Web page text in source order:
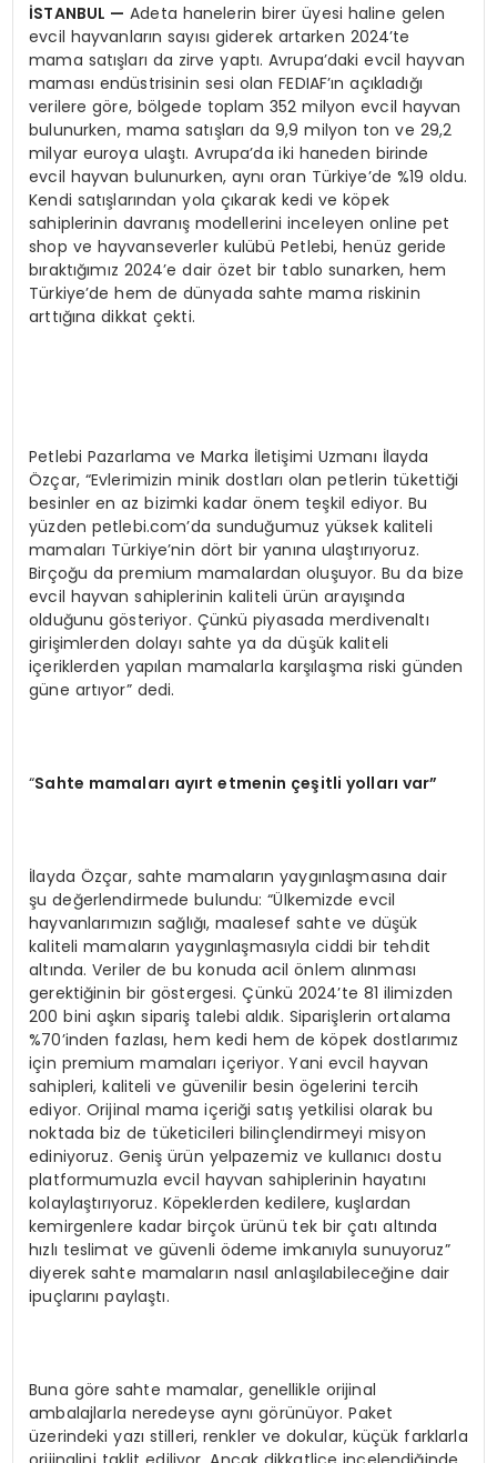
İSTANBUL — Adeta hanelerin birer üyesi haline gelen
evcil hayvanların sayısı giderek artarken 2024’te
mama satışları da zirve yaptı. Avrupa’daki evcil hayvan
maması endüstrisinin sesi olan FEDIAF’ın açıkladığı
verilere göre, bölgede toplam 352 milyon evcil hayvan
bulunurken, mama satışları da 9,9 milyon ton ve 29,2
milyar euroya ulaştı. Avrupa’da iki haneden birinde
evcil hayvan bulunurken, aynı oran Türkiye’de %19 oldu.
Kendi satışlarından yola çıkarak kedi ve köpek
sahiplerinin davranış modellerini inceleyen online pet
shop ve hayvanseverler kulübü Petlebi, henüz geride
bıraktığımız 2024’e dair özet bir tablo sunarken, hem
Türkiye’de hem de dünyada sahte mama riskinin
arttığına dikkat çekti.
Petlebi Pazarlama ve Marka İletişimi Uzmanı İlayda
Özçar, “Evlerimizin minik dostları olan petlerin tükettiği
besinler en az bizimki kadar önem teşkil ediyor. Bu
yüzden petlebi.com’da sunduğumuz yüksek kaliteli
mamaları Türkiye’nin dört bir yanına ulaştırıyoruz.
Birçoğu da premium mamalardan oluşuyor. Bu da bize
evcil hayvan sahiplerinin kaliteli ürün arayışında
olduğunu gösteriyor. Çünkü piyasada merdivenaltı
girişimlerden dolayı sahte ya da düşük kaliteli
içeriklerden yapılan mamalarla karşılaşma riski günden
güne artıyor” dedi.
“Sahte mamaları ayırt etmenin çeşitli yolları var”
İlayda Özçar, sahte mamaların yaygınlaşmasına dair
şu değerlendirmede bulundu: “Ülkemizde evcil
hayvanlarımızın sağlığı, maalesef sahte ve düşük
kaliteli mamaların yaygınlaşmasıyla ciddi bir tehdit
altında. Veriler de bu konuda acil önlem alınması
gerektiğinin bir göstergesi. Çünkü 2024’te 81 ilimizden
200 bini aşkın sipariş talebi aldık. Siparişlerin ortalama
%70’inden fazlası, hem kedi hem de köpek dostlarımız
için premium mamaları içeriyor. Yani evcil hayvan
sahipleri, kaliteli ve güvenilir besin ögelerini tercih
ediyor. Orijinal mama içeriği satış yetkilisi olarak bu
noktada biz de tüketicileri bilinçlendirmeyi misyon
ediniyoruz. Geniş ürün yelpazemiz ve kullanıcı dostu
platformumuzla evcil hayvan sahiplerinin hayatını
kolaylaştırıyoruz. Köpeklerden kedilere, kuşlardan
kemirgenlere kadar birçok ürünü tek bir çatı altında
hızlı teslimat ve güvenli ödeme imkanıyla sunuyoruz”
diyerek sahte mamaların nasıl anlaşılabileceğine dair
ipuçlarını paylaştı.
Buna göre sahte mamalar, genellikle orijinal
ambalajlarla neredeyse aynı görünüyor. Paket
üzerindeki yazı stilleri, renkler ve dokular, küçük farklarla